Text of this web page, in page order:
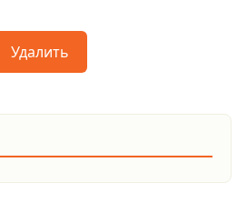
Удалить